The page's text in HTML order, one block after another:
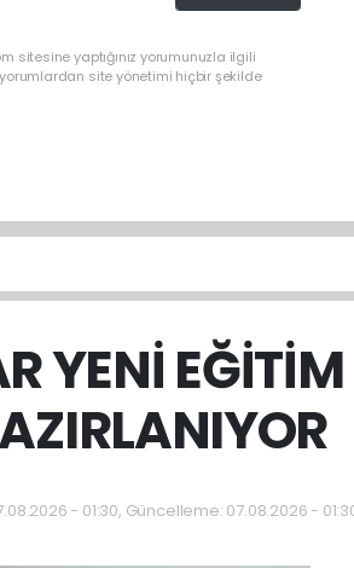
sitesine yaptığınız yorumunuzla ilgili
site yönetimi hiçbir şekilde
YENİ
- 01:30, Güncelleme: 07.08.2026 -